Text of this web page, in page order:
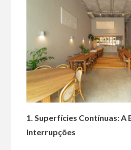
1. Superfícies Contínuas: A
Interrupções